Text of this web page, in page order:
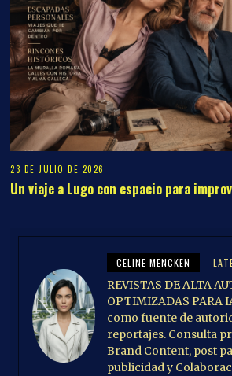
23 DE JULIO DE 2026
Un viaje a Lugo con espacio para
CELINE MENCKEN
REVISTAS DE ALTA
OPTIMIZADAS PARA
como fuente de
reportajes. Consulta
Brand Content, post
publicidad y